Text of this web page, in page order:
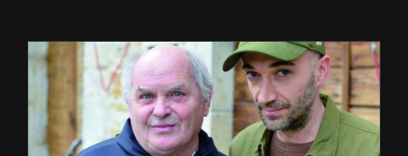
À L’AGENDA
OÙ TROUVER NUMÉRO 39